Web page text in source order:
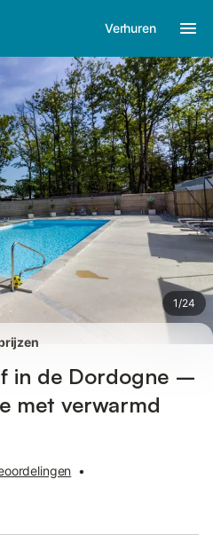
Verhuren
1/24
in de Dordogne –
met verwarmd
•